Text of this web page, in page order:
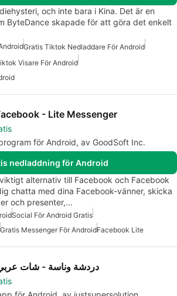
och inte bara i Kina. Det är en
ByteDance skapade för att göra det enkelt
Gratis Tiktok Nedladdare För Android
Visare För Android
- Lite Messenger
för Android, av GoodSoft Inc.
nedladdning för Android
alternativ till Facebook och Facebook
chatta med dina Facebook-vänner, skicka
och presenter,…
Social För Android Gratis
Gratis Messenger För AndroidFacebook Lite
دردشة وناسة - شات